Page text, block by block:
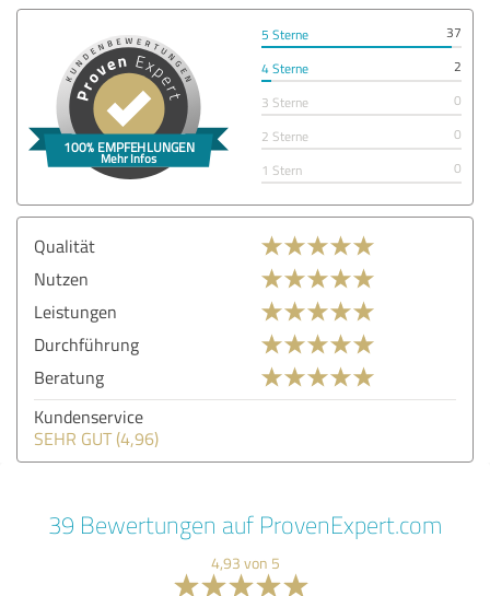
5 Sterne
37
4 Sterne
2
3 Sterne
0
2 Sterne
0
1 Stern
0
Qualität
Nutzen
Leistungen
Durchführung
Beratung
Kundenservice
SEHR GUT (4,96)
39 Bewertungen auf ProvenExpert.com
4,93 von 5